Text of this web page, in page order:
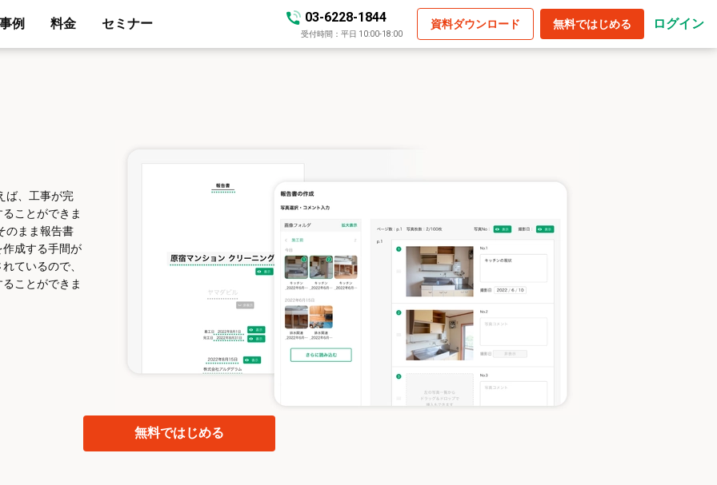
例 料金 セミナー 03-6228-1844
受付時間：平日 10:00-18:00
資料ダウンロード 無料ではじめる ログイン
ば、工事が完
ことができま
のまま報告書
成する手間が
ているので、
ことができま
無料ではじめる